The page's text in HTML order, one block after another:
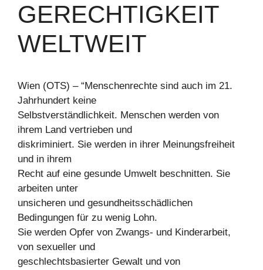
GERECHTIGKEIT
WELTWEIT
Wien (OTS) – “Menschenrechte sind auch im 21.
Jahrhundert keine
Selbstverständlichkeit. Menschen werden von
ihrem Land vertrieben und
diskriminiert. Sie werden in ihrer Meinungsfreiheit
und in ihrem
Recht auf eine gesunde Umwelt beschnitten. Sie
arbeiten unter
unsicheren und gesundheitsschädlichen
Bedingungen für zu wenig Lohn.
Sie werden Opfer von Zwangs- und Kinderarbeit,
von sexueller und
geschlechtsbasierter Gewalt und von